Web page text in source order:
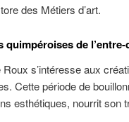
des Métiers d’art.
quimpéroises de
Roux s’intéresse aux
Cette période de
esthétiques, nourrit son